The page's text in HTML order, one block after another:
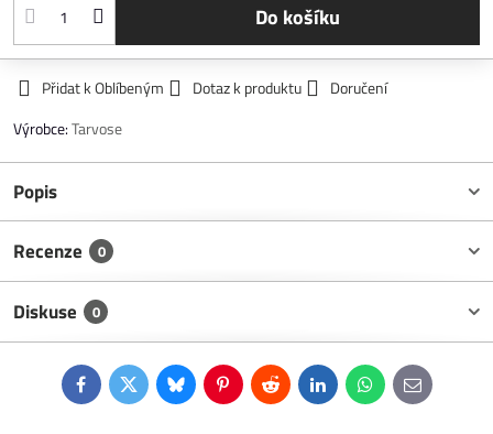
Do košíku
Přidat k Oblíbeným Dotaz k produktu
Doručení
Výrobce:Tarvose
Popis
Recenze 0
Diskuse 0
FacebookTwitterBlueskyPinterestReddit LinkedInWhatsApp
E-
mail